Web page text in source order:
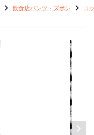
飲食店パンツ・ズボン コ